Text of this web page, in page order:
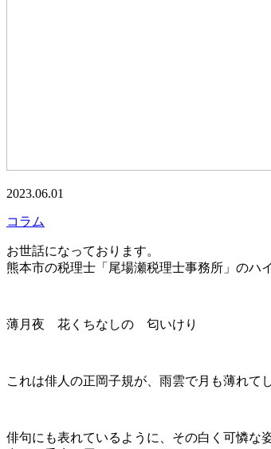
2023.06.01
コラム
お世話になっております。
熊本市の税理士「尾場瀬税理士事務所」のハ
薄月夜 花くちなしの 匂いけり
これは俳人の正岡子規が、雨雲で月も薄れて
俳句にも表れているように、その白く可憐な